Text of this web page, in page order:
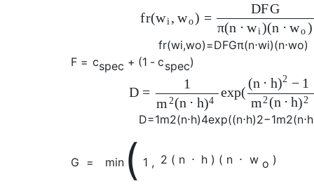
fr(wi , wo) =
DFG
π(n ⋅ wi )(n ⋅ wo )
fr(wi,wo)=DFGπ(n⋅wi)(n⋅wo)
F = cspec + (1 - cspec)
D =
1
m 2(n ⋅ h)4
exp(
(n ⋅ h)2 − 1
m 2 (n ⋅ h)2
D=1m2(n⋅h)4exp((n⋅h)2−1m2(n⋅h
G = min ( 1 , 2 ( n ⋅ h ) ( n ⋅ w o )